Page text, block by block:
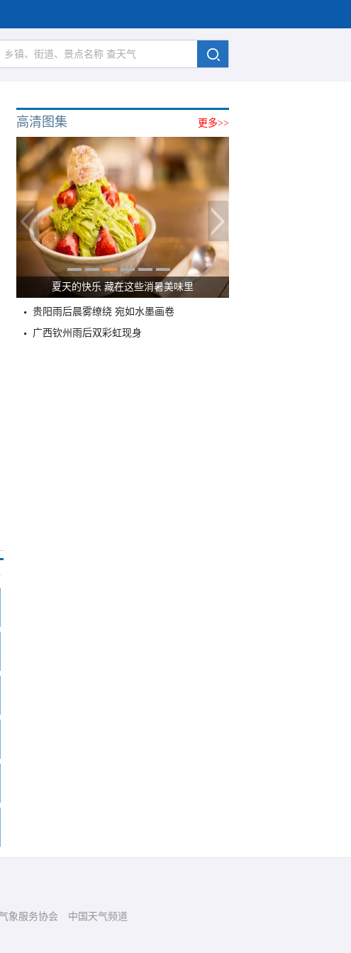
更多>>
高清图集
夏天的快乐 藏在这些消暑美味里
贵阳雨后晨雾缭绕 宛如水墨画卷
广西钦州雨后双彩虹现身
象服务协会 中国天气频道